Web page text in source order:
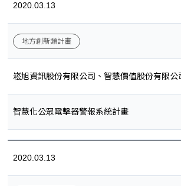
2020.03.13
地方創新類計畫
崧旭資訊股份有限公司、智慧價值股份有限公
智慧化公眾電擊器警報系統計畫
2020.03.13